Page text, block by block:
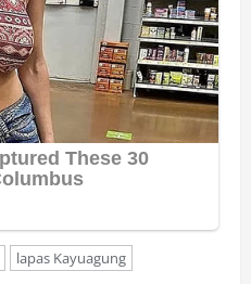
lapas Kayuagung